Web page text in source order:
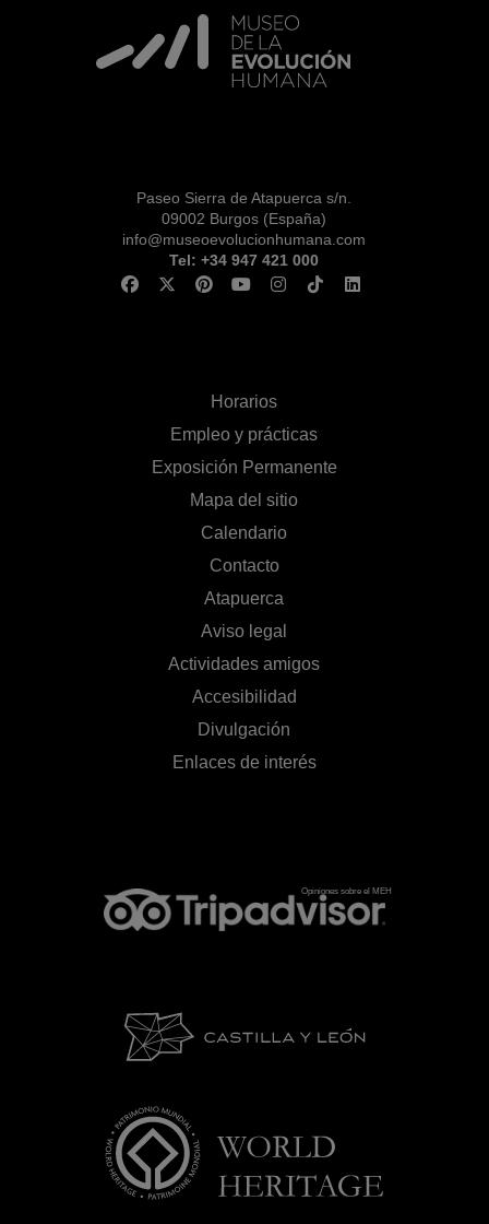
Paseo Sierra de Atapuerca s/n.
09002 Burgos (España)
info@museoevolucionhumana.com
Tel: +34 947 421 000
Horarios
Empleo y prácticas
Exposición Permanente
Mapa del sitio
Calendario
Contacto
Atapuerca
Aviso legal
Actividades amigos
Accesibilidad
Divulgación
Enlaces de interés
Opiniones sobre el MEH